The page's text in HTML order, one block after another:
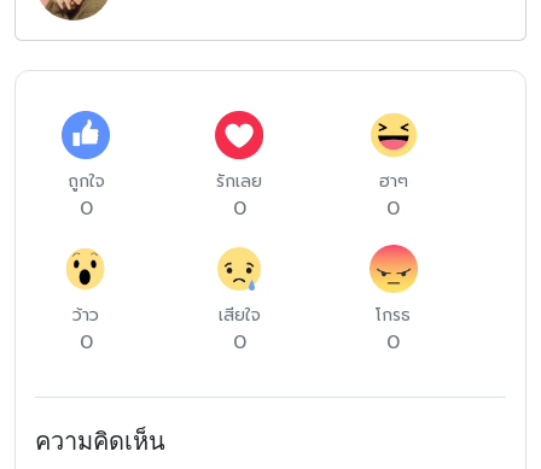
ถูกใจ
0
รักเลย
0
ฮาๆ
0
ว้าว
0
เสียใจ
0
โกรธ
0
ความคิดเห็น